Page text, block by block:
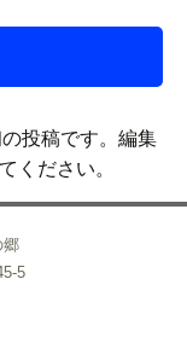
投稿です。編集
ください。
5